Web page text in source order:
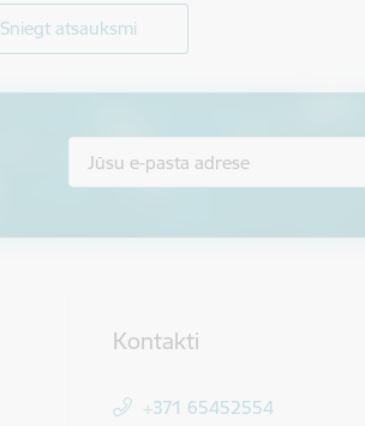
Sniegt atsauksmi
Kontakti
+371 65452554